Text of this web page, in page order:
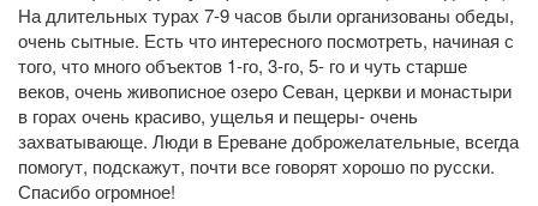
На длительных турах 7-9 часов были организованы обеды,
очень сытные. Есть что интересного посмотреть, начиная с
того, что много объектов 1-го, 3-го, 5- го и чуть старше
веков, очень живописное озеро Севан, церкви и монастыри
в горах очень красиво, ущелья и пещеры- очень
захватывающе. Люди в Ереване доброжелательные, всегда
помогут, подскажут, почти все говорят хорошо по русски.
Спасибо огромное!